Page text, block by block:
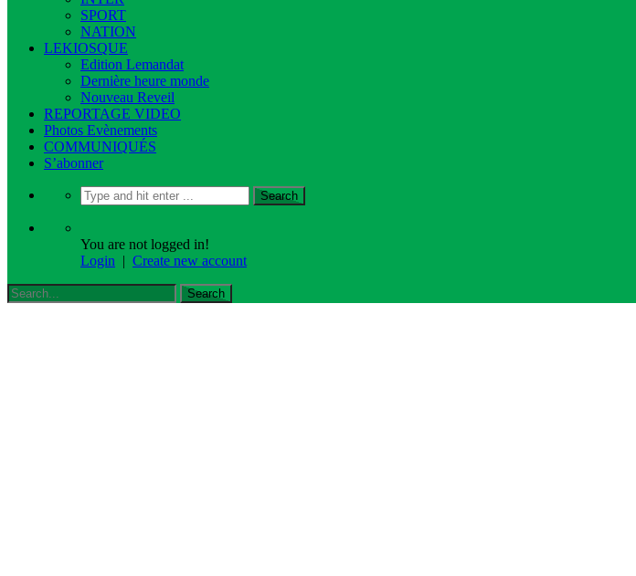
SPORT
NATION
LEKIOSQUE
Edition Lemandat
Dernière heure monde
Nouveau Reveil
REPORTAGE VIDEO
Photos Evènements
COMMUNIQUÉS
S’abonner
You are not logged in!
Login | Create new account